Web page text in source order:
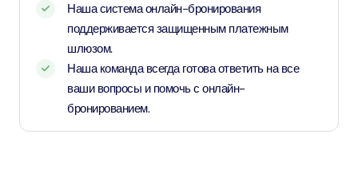
Наша система онлайн-бронирования
поддерживается защищенным платежным
шлюзом.
Наша команда всегда готова ответить на все
ваши вопросы и помочь с онлайн-
бронированием.